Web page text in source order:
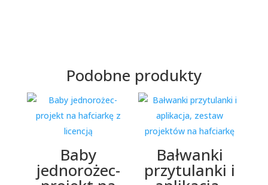
Podobne produkty
Baby
jednorożec-
Bałwanki
przytulanki i